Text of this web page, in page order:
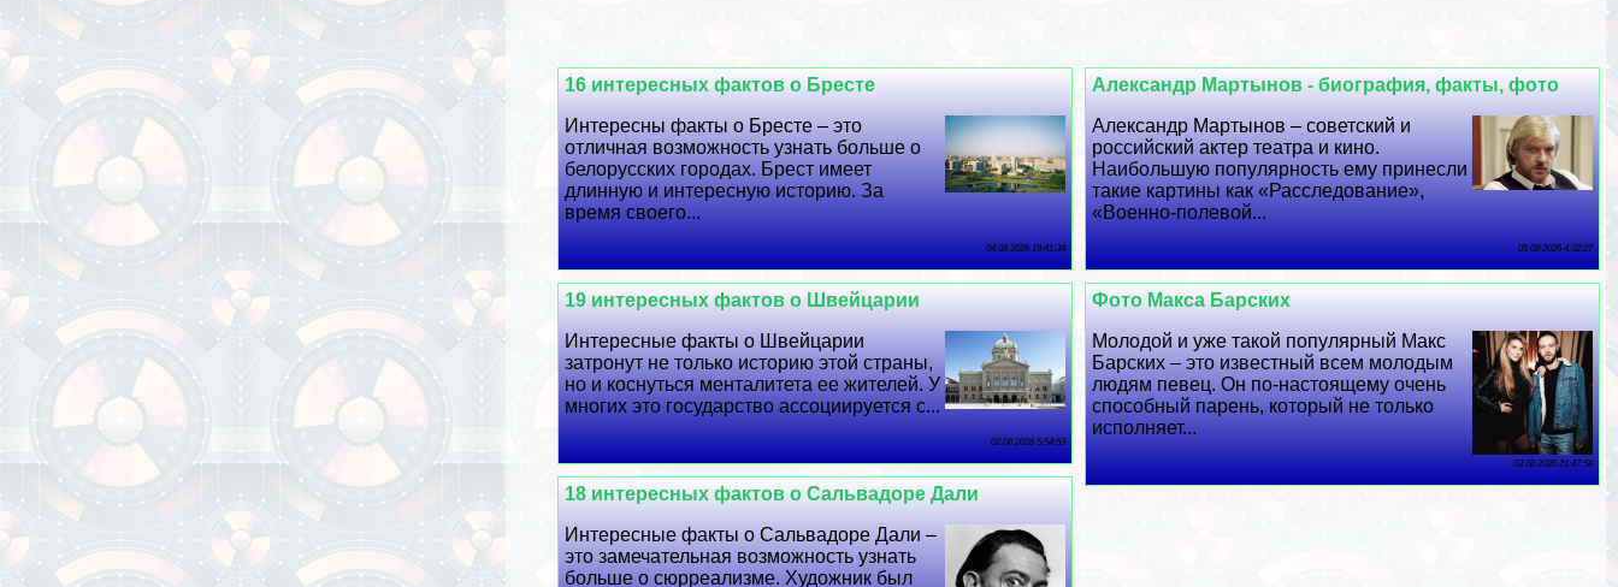
Александр Мартынов - биография, факты, фото
Александр Мартынов – советский и
российский актер театра и кино.
Наибольшую популярность ему принесли
такие картины как «Расследование»,
«Военно-полевой...
05 08 2026 4:32:27
16 интересных фактов о Бресте
Интересны факты о Бресте – это
отличная возможность узнать больше о
белорусских городах. Брест имеет
длинную и интересную историю. За
время своего...
04 08 2026 19:41:34
Фото Макса Барских
Молодой и уже такой популярный Макс
Барских – это известный всем молодым
людям певец. Он по-настоящему очень
способный парень, который не только
исполняет...
03 08 2026 21:47:58
19 интересных фактов о Швейцарии
Интересные факты о Швейцарии
затронут не только историю этой страны,
но и коснуться менталитета ее жителей. У
многих это государство ассоциируется с...
02 08 2026 5:54:59
18 интересных фактов о Сальвадоре Дали
Интересные факты о Сальвадоре Дали –
это замечательная возможность узнать
больше о сюрреализме. Художник был